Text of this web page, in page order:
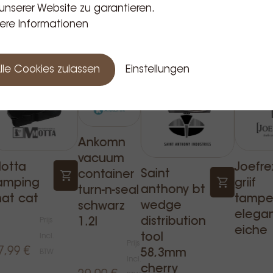
Verwandte Produkte
cat
€
Ankomn
vacuum
container
turn-n-seal
schwarz
1.2l
Saint
anthony bt
wedge
distribution
tool
58,3mm
cherry
griif
eiche
Website zu garantieren.
Informationen
Cookies zulassen Einstellungen